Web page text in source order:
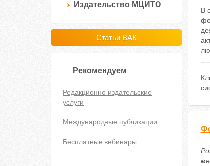
Издательство МЦИТО
Статьи ВАК
Рекомендуем
Редакционно-издательские
услуги
Международные публикации
Бесплатные вебинары
В